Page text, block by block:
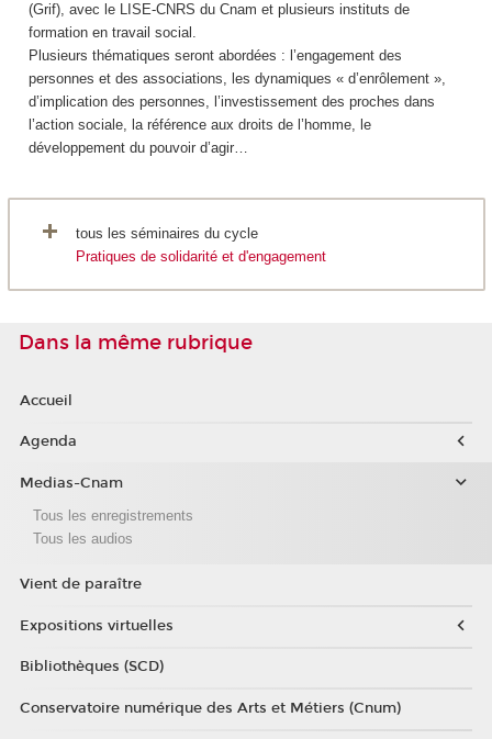
(Grif), avec le LISE-CNRS du Cnam et plusieurs instituts de
formation en travail social.
Plusieurs thématiques seront abordées : l’engagement des
personnes et des associations, les dynamiques « d’enrôlement »,
d’implication des personnes, l’investissement des proches dans
l’action sociale, la référence aux droits de l’homme, le
développement du pouvoir d’agir…
tous les séminaires du cycle
Pratiques de solidarité et d'engagement
Dans la même rubrique
Accueil
Agenda
Medias-Cnam
Tous les enregistrements
Tous les audios
Vient de paraître
Expositions virtuelles
Bibliothèques (SCD)
Conservatoire numérique des Arts et Métiers (Cnum)